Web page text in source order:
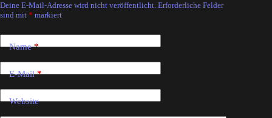
Deine E-Mail-Adresse wird nicht veröffentlicht. Erforderliche Felder
sind mit * markiert
Name*
E-Mail*
Website
A
l
r
n
a
v
e